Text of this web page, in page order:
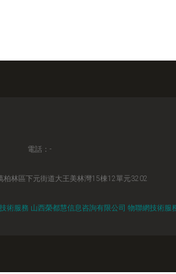
電話：-
柏林區下元街道大王美林灣15棟12單元3202
術服務 山西榮都慧信息咨詢有限公司 物聯網技術服